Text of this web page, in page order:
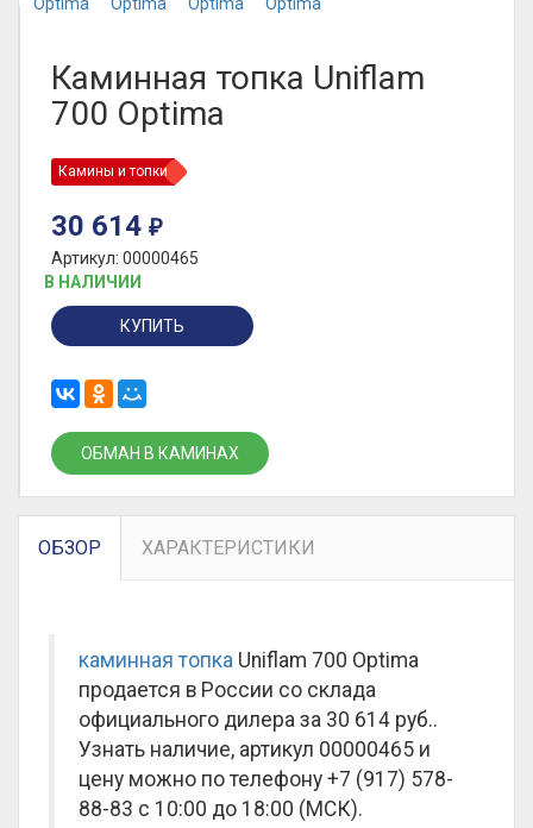
Каминная топка Uniflam
700 Optima
Камины и топки
30 614 ₽
Артикул: 00000465
В НАЛИЧИИ
КУПИТЬ
ОБМАН В КАМИНАХ
ОБЗОР ХАРАКТЕРИСТИКИ
каминная топка Uniflam 700 Optima
продается в России со склада
официального дилера за 30 614 руб..
Узнать наличие, артикул 00000465 и
цену можно по телефону +7 (917) 578-
88-83 с 10:00 до 18:00 (МСК).